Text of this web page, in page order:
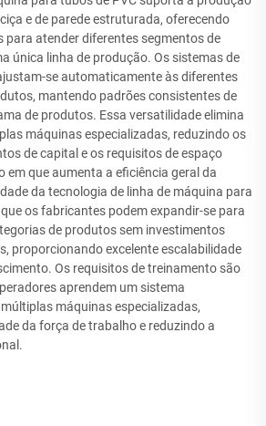
e de parede estruturada, oferecendo
para atender diferentes segmentos de
única linha de produção. Os sistemas de
se automaticamente às diferentes
mantendo padrões consistentes de
de produtos. Essa versatilidade elimina
máquinas especializadas, reduzindo os
de capital e os requisitos de espaço
em que aumenta a eficiência geral da
da tecnologia de linha de máquina para
os fabricantes podem expandir-se para
de produtos sem investimentos
proporcionando excelente escalabilidade
Os requisitos de treinamento são
aprendem um sistema
máquinas especializadas,
da força de trabalho e reduzindo a